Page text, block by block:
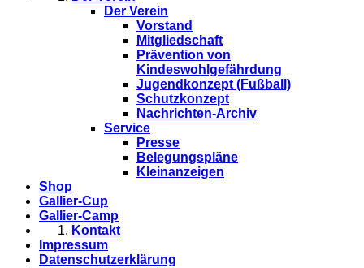
Der Verein
Vorstand
Mitgliedschaft
Prävention von
Kindeswohlgefährdung
Jugendkonzept (Fußball)
Schutzkonzept
Nachrichten-Archiv
Service
Presse
Belegungspläne
Kleinanzeigen
Shop
Gallier-Cup
Gallier-Camp
Kontakt
Impressum
Datenschutzerklärung